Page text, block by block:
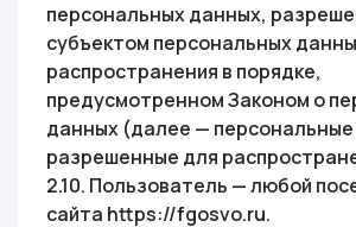
персональных данных,
субъектом персональных
распространения в порядке,
предусмотренном Законом о
данных (далее —
разрешенные для
2.10. Пользователь — любой
сайта https://fgosvo.ru.